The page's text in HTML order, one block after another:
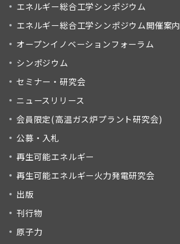
エネルギー総合工学シンポジウム
エネルギー総合工学シンポジウム開催案内
オープンイノベーションフォーラム
シンポジウム
セミナー・研究会
ニュースリリース
会員限定(高温ガス炉プラント研究会)
公募・入札
再生可能エネルギー
再生可能エネルギー火力発電研究会
出版
刊行物
原子力